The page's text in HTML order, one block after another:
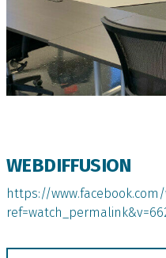
WEBDIFFUSION
https://